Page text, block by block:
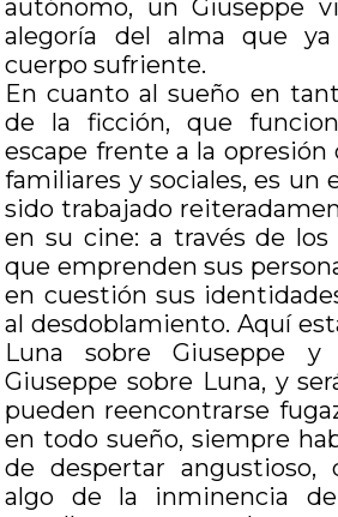
autónomo, un Giuseppe
alegoría del alma que
cuerpo sufriente.
En cuanto al sueño en
de la ficción, que
escape frente a la opresión
familiares y sociales, es un
sido trabajado
en su cine: a través de
que emprenden sus
en cuestión sus
al desdoblamiento. Aquí
Luna sobre Giuseppe
Giuseppe sobre Luna, y
pueden reencontrarse
en todo sueño, siempre
de despertar angustioso,
algo de la inminencia